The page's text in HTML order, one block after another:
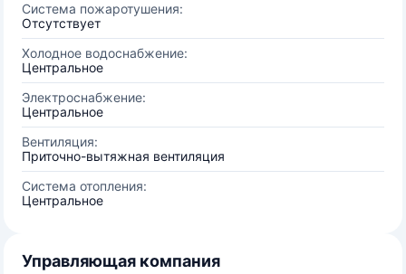
Система пожаротушения:
Отсутствует
Холодное водоснабжение:
Центральное
Электроснабжение:
Центральное
Вентиляция:
Приточно-вытяжная вентиляция
Система отопления:
Центральное
Управляющая компания